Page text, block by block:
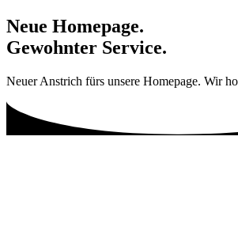
Neue Homepage.
Gewohnter Service.
Neuer Anstrich fürs unsere Homepage. Wir